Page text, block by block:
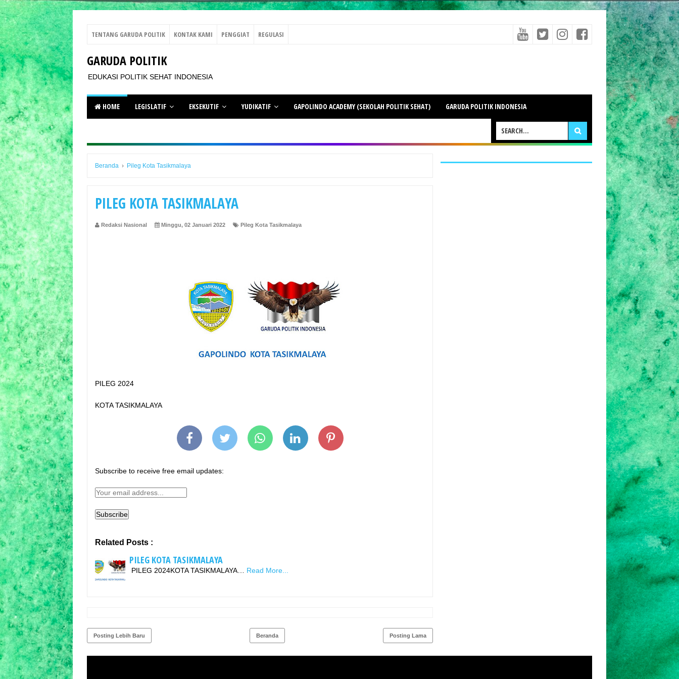
TENTANG GARUDA POLITIK KONTAK KAMI PENGGIAT REGULASI
GARUDA POLITIK
EDUKASI POLITIK SEHAT INDONESIA
HOME LEGISLATIF EKSEKUTIF YUDIKATIF GAPOLINDO ACADEMY (SEKOLAH POLITIK SEHAT) GARUDA POLITIK INDONESIA
Beranda › Pileg Kota Tasikmalaya
PILEG KOTA TASIKMALAYA
Redaksi Nasional Minggu, 02 Januari 2022 Pileg Kota Tasikmalaya
PILEG 2024
KOTA TASIKMALAYA
Subscribe to receive free email updates:
Related Posts :
PILEG KOTA TASIKMALAYA
PILEG 2024KOTA TASIKMALAYA… Read More...
Posting Lebih Baru Posting Lama
Beranda